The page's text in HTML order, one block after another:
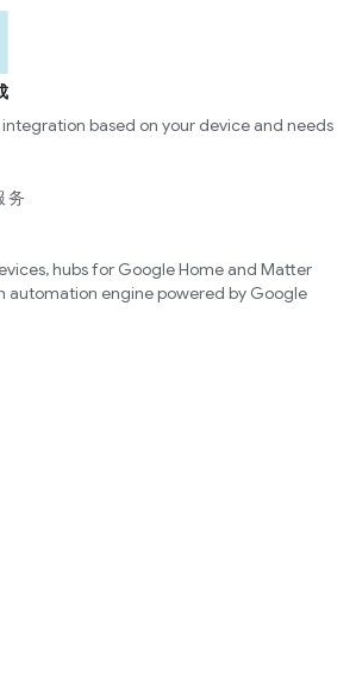
based on your device and needs
务
hubs for Google Home and Matter
automation engine powered by Google